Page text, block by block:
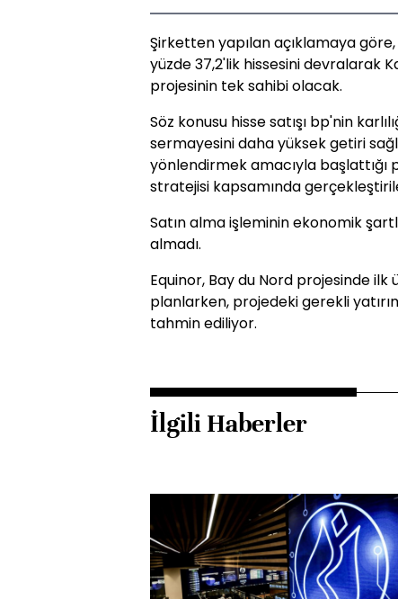
Şirketten yapılan açıklamaya
yüzde 37,2'lik hissesini devralarak
projesinin tek sahibi olacak.
Söz konusu hisse satışı bp'nin
sermayesini daha yüksek getiri
yönlendirmek amacıyla
stratejisi kapsamında
Satın alma işleminin ekonomik
almadı.
Equinor, Bay du Nord projesinde
planlarken, projedeki gerekli
tahmin ediliyor.
İlgili Haberler